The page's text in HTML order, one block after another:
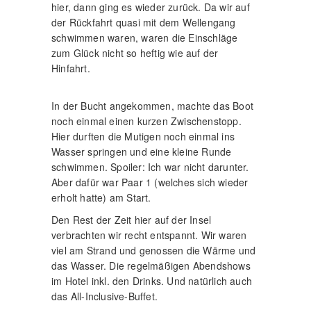
hier, dann ging es wieder zurück. Da wir auf
der Rückfahrt quasi mit dem Wellengang
schwimmen waren, waren die Einschläge
zum Glück nicht so heftig wie auf der
Hinfahrt.
In der Bucht angekommen, machte das Boot
noch einmal einen kurzen Zwischenstopp.
Hier durften die Mutigen noch einmal ins
Wasser springen und eine kleine Runde
schwimmen. Spoiler: Ich war nicht darunter.
Aber dafür war Paar 1 (welches sich wieder
erholt hatte) am Start.
Den Rest der Zeit hier auf der Insel
verbrachten wir recht entspannt. Wir waren
viel am Strand und genossen die Wärme und
das Wasser. Die regelmäßigen Abendshows
im Hotel inkl. den Drinks. Und natürlich auch
das All-Inclusive-Buffet.